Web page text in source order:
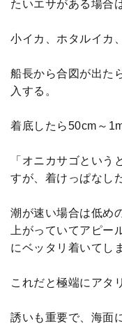
たいエサがある場合
小イカ、ホタルイカ
船長から合図が出た
入する。
着底したら50cm～
「オニカサゴという
すが、着けっぱなし
潮が速い場合は低め
上がっていてアピー
にベッタリ着いてし
これだと極端にアタ
誘いも重要で、海面